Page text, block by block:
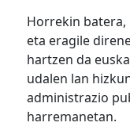
Horrekin batera,
eta eragile
hartzen da
udalen lan
administrazio
harremanetan.